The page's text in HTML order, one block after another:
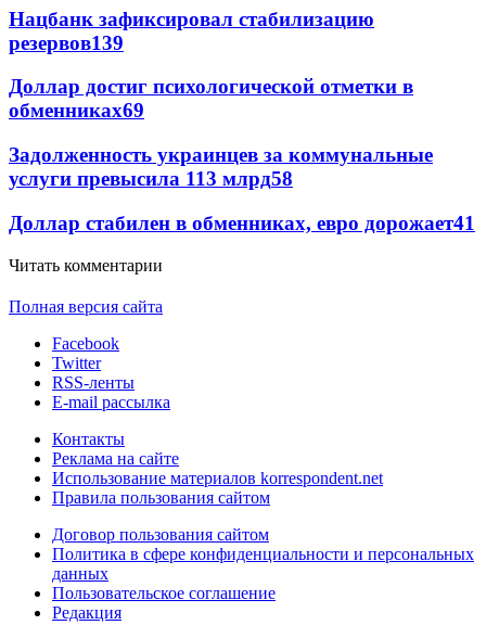
Нацбанк зафиксировал стабилизацию
резервов139
Доллар достиг психологической отметки в
обменниках69
Задолженность украинцев за коммунальные
услуги превысила 113 млрд58
Доллар стабилен в обменниках, евро дорожает41
Читать комментарии
Полная версия сайта
Facebook
Twitter
RSS-ленты
E-mail рассылка
Контакты
Реклама на сайте
Использование материалов korrespondent.net
Правила пользования сайтом
Договор пользования сайтом
Политика в сфере конфиденциальности и персональных
данных
Пользовательское соглашение
Редакция